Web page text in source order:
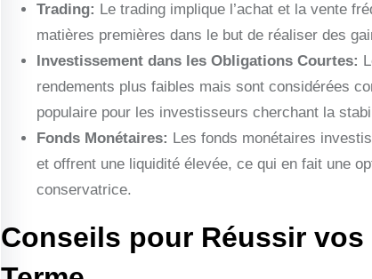
Trading: Le trading implique l’achat et la vente
matières premières dans le but de réaliser des
Investissement dans les Obligations Courtes:
rendements plus faibles mais sont considérées
populaire pour les investisseurs cherchant la
Fonds Monétaires: Les fonds monétaires
et offrent une liquidité élevée, ce qui en fait une
conservatrice.
Conseils pour Réussir